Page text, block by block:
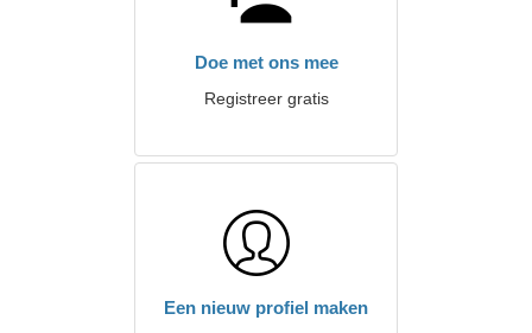
Doe met ons mee
Registreer gratis
Een nieuw profiel maken